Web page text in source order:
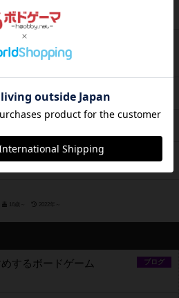
15歳～ 2021年～
で死体と出会う。
2023年～
7歳～ 2020年～
28
ブログ
するボードゲーム